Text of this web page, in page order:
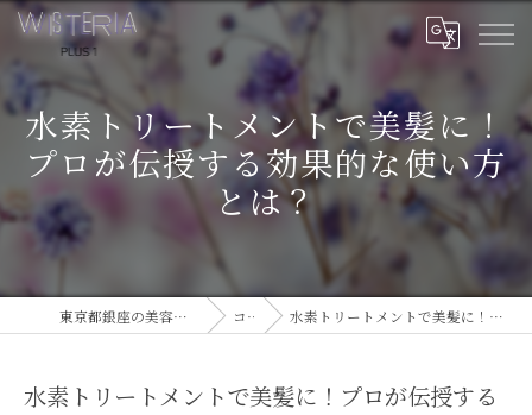
水素トリートメントで美髪に！
プロが伝授する効果的な使い方
とは？
東京都銀座の美容室ならWISTERIA PLUS 1 コラム 水素トリートメントで美髪に！プロが伝授する効果的な使い方とは？
水素トリートメントで美髪に！プロが伝授する